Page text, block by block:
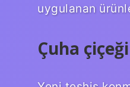
uygulanan
Çuha